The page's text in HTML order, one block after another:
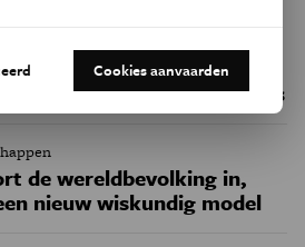
werpen nieuw licht
van de neanderthalers
de wereldbevolking in,
nieuw wiskundig model
Cookies aanvaarden